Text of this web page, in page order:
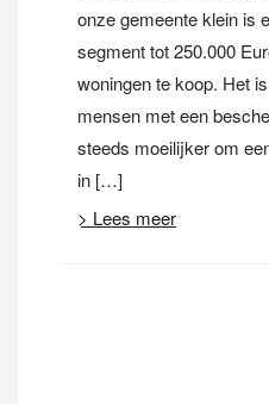
onze gemeente klein is
segment tot 250.000
woningen te koop. Het
mensen met een
steeds moeilijker om
in […]
> Lees meer